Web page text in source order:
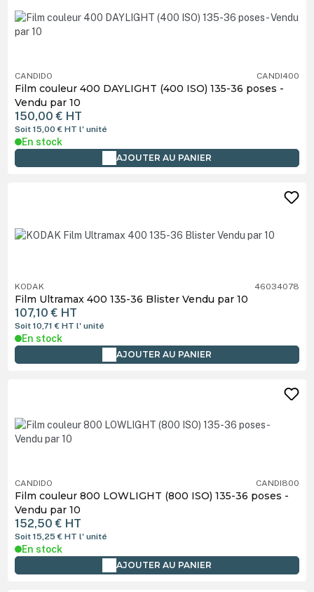
CANDIDO CANDI400
Film couleur 400 DAYLIGHT (400 ISO) 135-36 poses -
Vendu par 10
150,00 € HT
Soit 15,00 €HTl' unité
En stock
AJOUTER AU PANIER
KODAK 46034078
Film Ultramax 400 135-36 Blister Vendu par 10
107,10 € HT
Soit 10,71 €HTl' unité
En stock
AJOUTER AU PANIER
CANDIDO CANDI800
Film couleur 800 LOWLIGHT (800 ISO) 135-36 poses -
Vendu par 10
152,50 € HT
Soit 15,25 €HTl' unité
En stock
AJOUTER AU PANIER